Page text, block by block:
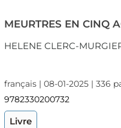
MEURTRES EN CINQ
HELENE CLERC-
français | 08-01-2025 | 336
9782330200732
Livre